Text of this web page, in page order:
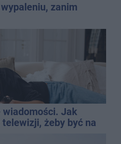
zanim
Jak
żeby być na